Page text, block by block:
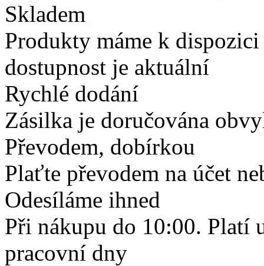
Skladem
Produkty máme k
dostupnost je aktuální
Rychlé dodání
Zásilka je doručována
Převodem, dobírkou
Plaťte převodem na účet
Odesíláme ihned
Při nákupu do 10:00. Platí
pracovní dny